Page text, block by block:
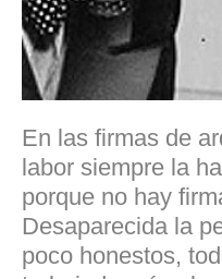
En las firmas de
labor siempre la
porque no hay
Desaparecida la
poco honestos,